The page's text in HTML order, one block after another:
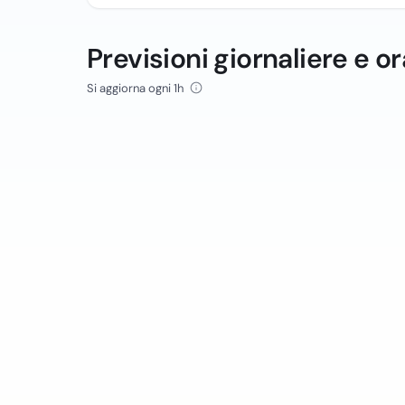
Previsioni giornaliere e
Si aggiorna ogni 1h